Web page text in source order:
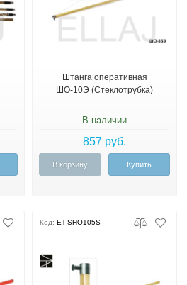
Штанга оперативная
ШО-10Э (Стеклотрубка)
В наличии
857 руб.
В корзину Купить
Код: ET-SHO105S